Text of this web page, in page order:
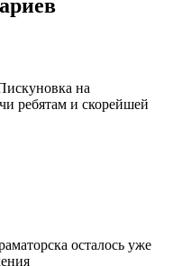
на
ребятам и скорейшей
осталось уже